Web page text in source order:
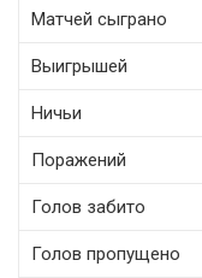
Матчей сыграно
Выигрышей
Ничьи
Поражений
Голов забито
Голов пропущено